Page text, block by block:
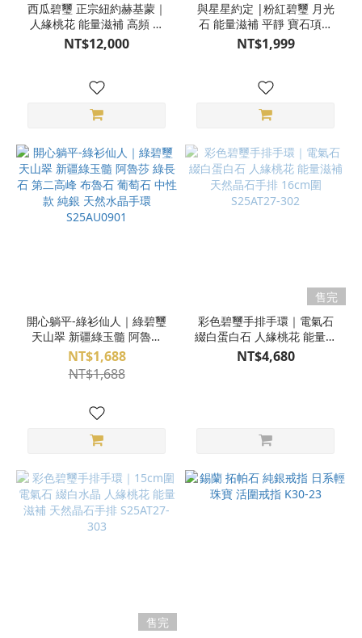
西瓜碧璽 正宗紐約赫基蒙｜
人緣桃花 能量滋補 高頻 閃
耀 圖桑帶回 荷蘭藝術家
Richard製作 純銀手工編織
NT$12,000
與星星約定 |粉紅碧璽 月光
石 能量滋補 平靜 寶石項鍊
925純銀 4AA04-35
NT$1,999
開心躺平-綠衫仙人｜綠碧璽
天山翠 新疆綠玉髓 阿魯莎
綠長石 第二高峰 布魯石 葡
萄石 中性款 純銀 天然水晶
手環 S25AU0901
NT$1,688
NT$1,688
售完
彩色碧璽手排手環｜電氣石
綴白蛋白石 人緣桃花 能量滋
補 天然晶石手排 16cm圍
S25AT27-302
NT$4,680
售完